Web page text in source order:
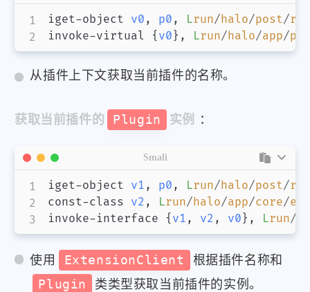
iget-object v0 , p0 , Lrun/halo/post/
invoke-virtual { v0 } , Lrun/halo/app/
从插件上下文获取当前插件的名称。
获取当前插件的 Plugin 实例 ：
iget-object v1 , p0 , Lrun/halo/post/
const-class v2 , Lrun/halo/app/core/
invoke-interface { v1 , v2 , v0 } , Lrun/
Smali
使用 ExtensionClient
根据插件名称和
Plugin
类类型获取当前插件的实例。